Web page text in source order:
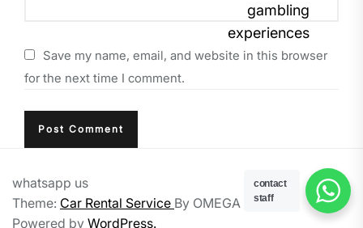
Save my name, email, and website in this browser
for the next time I comment.
gambling
experiences
whatsapp us
Theme: Car Rental Service By OMEGA
Powered by WordPress.
contact
staff